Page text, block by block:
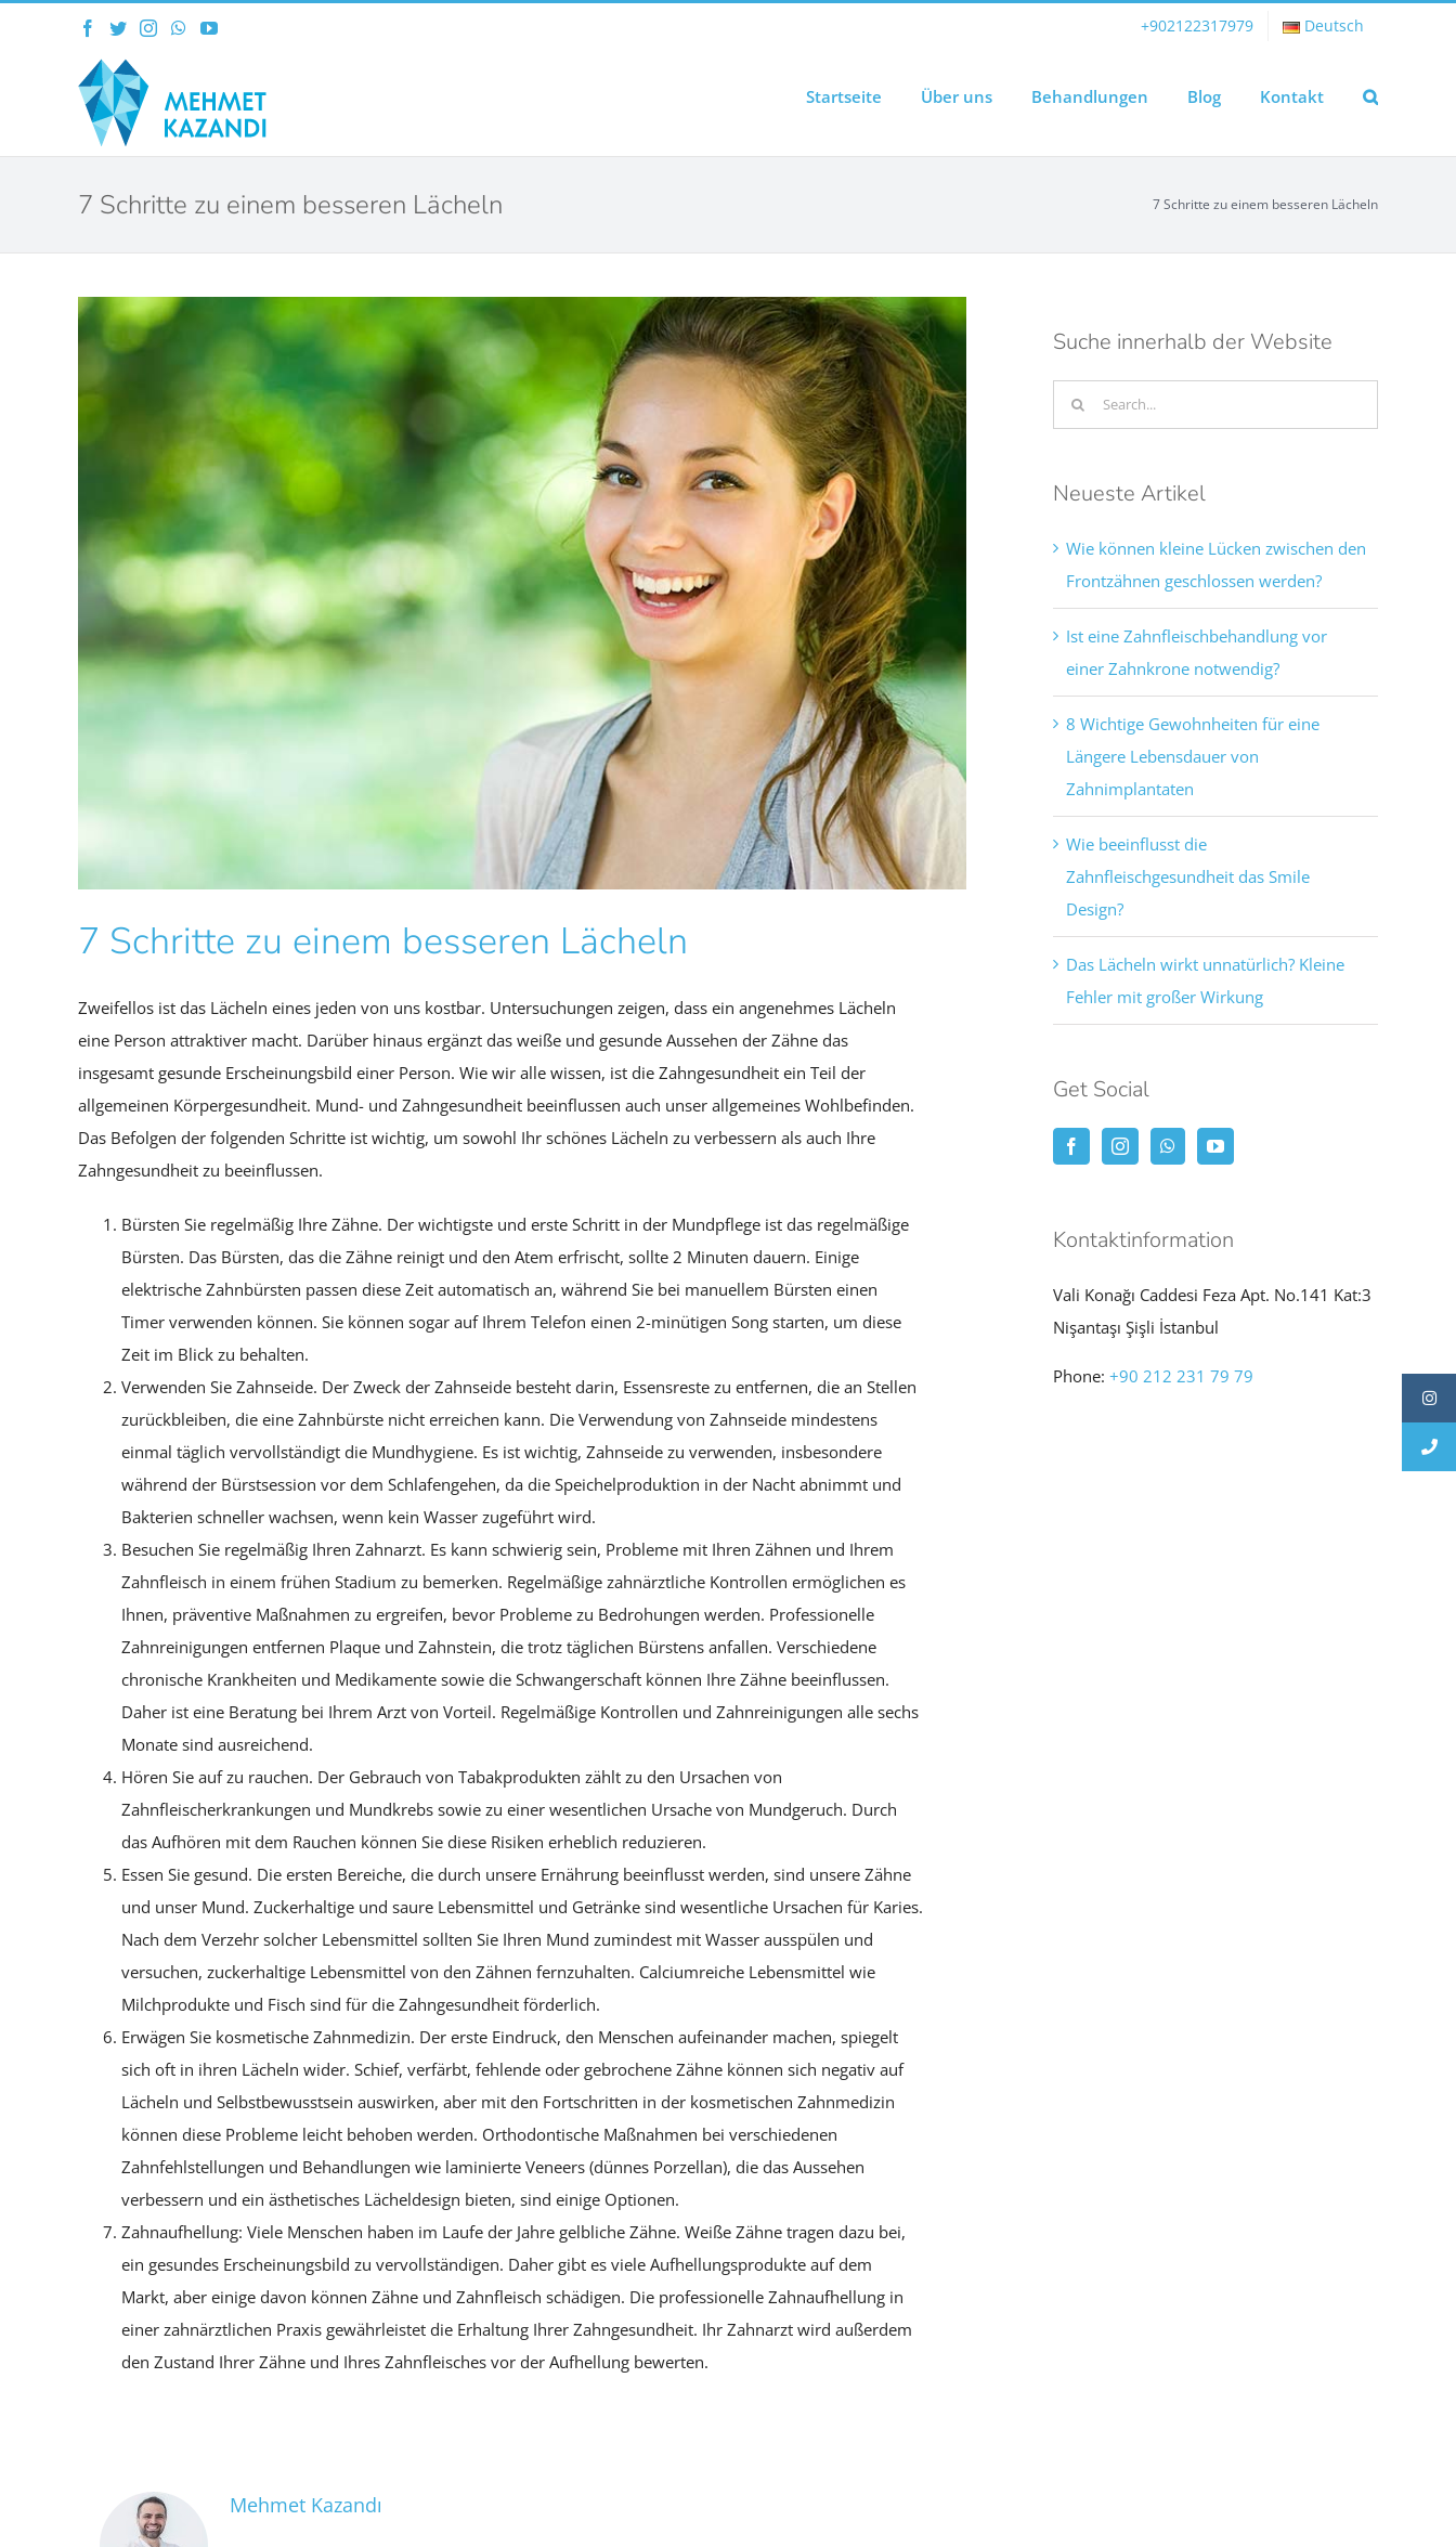
Facebook
TwitterInstagramWhatsApp
YouTube +902122317979 Deutsch
Startseite Über uns Behandlungen Blog Kontakt
7 Schritte zu einem besseren Lächeln 7 Schritte zu einem besseren Lächeln
7 Schritte zu einem besseren Lächeln
Zweifellos ist das Lächeln eines jeden von uns kostbar. Untersuchungen zeigen, dass ein angenehmes Lächeln
eine Person attraktiver macht. Darüber hinaus ergänzt das weiße und gesunde Aussehen der Zähne das
insgesamt gesunde Erscheinungsbild einer Person. Wie wir alle wissen, ist die Zahngesundheit ein Teil der
allgemeinen Körpergesundheit. Mund- und Zahngesundheit beeinflussen auch unser allgemeines Wohlbefinden.
Das Befolgen der folgenden Schritte ist wichtig, um sowohl Ihr schönes Lächeln zu verbessern als auch Ihre
Zahngesundheit zu beeinflussen.
Bürsten Sie regelmäßig Ihre Zähne. Der wichtigste und erste Schritt in der Mundpflege ist das regelmäßige
Bürsten. Das Bürsten, das die Zähne reinigt und den Atem erfrischt, sollte 2 Minuten dauern. Einige
elektrische Zahnbürsten passen diese Zeit automatisch an, während Sie bei manuellem Bürsten einen
Timer verwenden können. Sie können sogar auf Ihrem Telefon einen 2-minütigen Song starten, um diese
Zeit im Blick zu behalten.
Verwenden Sie Zahnseide. Der Zweck der Zahnseide besteht darin, Essensreste zu entfernen, die an Stellen
zurückbleiben, die eine Zahnbürste nicht erreichen kann. Die Verwendung von Zahnseide mindestens
einmal täglich vervollständigt die Mundhygiene. Es ist wichtig, Zahnseide zu verwenden, insbesondere
während der Bürstsession vor dem Schlafengehen, da die Speichelproduktion in der Nacht abnimmt und
Bakterien schneller wachsen, wenn kein Wasser zugeführt wird.
Besuchen Sie regelmäßig Ihren Zahnarzt. Es kann schwierig sein, Probleme mit Ihren Zähnen und Ihrem
Zahnfleisch in einem frühen Stadium zu bemerken. Regelmäßige zahnärztliche Kontrollen ermöglichen es
Ihnen, präventive Maßnahmen zu ergreifen, bevor Probleme zu Bedrohungen werden. Professionelle
Zahnreinigungen entfernen Plaque und Zahnstein, die trotz täglichen Bürstens anfallen. Verschiedene
chronische Krankheiten und Medikamente sowie die Schwangerschaft können Ihre Zähne beeinflussen.
Daher ist eine Beratung bei Ihrem Arzt von Vorteil. Regelmäßige Kontrollen und Zahnreinigungen alle sechs
Monate sind ausreichend.
Hören Sie auf zu rauchen. Der Gebrauch von Tabakprodukten zählt zu den Ursachen von
Zahnfleischerkrankungen und Mundkrebs sowie zu einer wesentlichen Ursache von Mundgeruch. Durch
das Aufhören mit dem Rauchen können Sie diese Risiken erheblich reduzieren.
Essen Sie gesund. Die ersten Bereiche, die durch unsere Ernährung beeinflusst werden, sind unsere Zähne
und unser Mund. Zuckerhaltige und saure Lebensmittel und Getränke sind wesentliche Ursachen für Karies.
Nach dem Verzehr solcher Lebensmittel sollten Sie Ihren Mund zumindest mit Wasser ausspülen und
versuchen, zuckerhaltige Lebensmittel von den Zähnen fernzuhalten. Calciumreiche Lebensmittel wie
Milchprodukte und Fisch sind für die Zahngesundheit förderlich.
Erwägen Sie kosmetische Zahnmedizin. Der erste Eindruck, den Menschen aufeinander machen, spiegelt
sich oft in ihren Lächeln wider. Schief, verfärbt, fehlende oder gebrochene Zähne können sich negativ auf
Lächeln und Selbstbewusstsein auswirken, aber mit den Fortschritten in der kosmetischen Zahnmedizin
können diese Probleme leicht behoben werden. Orthodontische Maßnahmen bei verschiedenen
Zahnfehlstellungen und Behandlungen wie laminierte Veneers (dünnes Porzellan), die das Aussehen
verbessern und ein ästhetisches Lächeldesign bieten, sind einige Optionen.
Zahnaufhellung: Viele Menschen haben im Laufe der Jahre gelbliche Zähne. Weiße Zähne tragen dazu bei,
ein gesundes Erscheinungsbild zu vervollständigen. Daher gibt es viele Aufhellungsprodukte auf dem
Markt, aber einige davon können Zähne und Zahnfleisch schädigen. Die professionelle Zahnaufhellung in
einer zahnärztlichen Praxis gewährleistet die Erhaltung Ihrer Zahngesundheit. Ihr Zahnarzt wird außerdem
den Zustand Ihrer Zähne und Ihres Zahnfleisches vor der Aufhellung bewerten.
Mehmet Kazandı
Suche innerhalb der Website
Search
for:
Neueste Artikel
Wie können kleine Lücken zwischen den
Frontzähnen geschlossen werden?
Ist eine Zahnfleischbehandlung vor
einer Zahnkrone notwendig?
8 Wichtige Gewohnheiten für eine
Längere Lebensdauer von
Zahnimplantaten
Wie beeinflusst die
Zahnfleischgesundheit das Smile
Design?
Das Lächeln wirkt unnatürlich? Kleine
Fehler mit großer Wirkung
Get Social
Kontaktinformation
Vali Konağı Caddesi Feza Apt. No.141 Kat:3
Nişantaşı Şişli İstanbul
Phone: +90 212 231 79 79